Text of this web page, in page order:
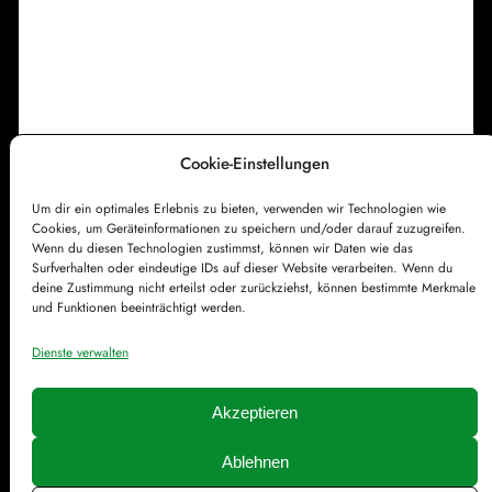
Cookie-Einstellungen
Um dir ein optimales Erlebnis zu bieten, verwenden wir Technologien wie
Cookies, um Geräteinformationen zu speichern und/oder darauf zuzugreifen.
Wenn du diesen Technologien zustimmst, können wir Daten wie das
Surfverhalten oder eindeutige IDs auf dieser Website verarbeiten. Wenn du
deine Zustimmung nicht erteilst oder zurückziehst, können bestimmte Merkmale
und Funktionen beeinträchtigt werden.
Dienste verwalten
Akzeptieren
Ablehnen
c
h
e
Datenschutzerklärung
Cookie-Richtlinie (EU)Kontakt
© Färddfoddos.de | Gestaltet mit